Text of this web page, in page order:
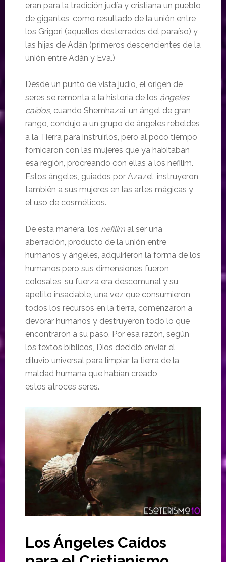
eran para la tradición judía y cristiana un pueblo
de gigantes, como resultado de la unión entre
los Grigori (aquellos desterrados del paraíso) y
las hijas de Adán (primeros descencientes de la
unión entre Adán y Eva.)
Desde un punto de vista judío, el origen de
seres se remonta a la historia de los ángeles
caídos, cuando Shemhazai, un ángel de gran
rango, condujo a un grupo de ángeles rebeldes
a la Tierra para instruirlos, pero al poco tiempo
fornicaron con las mujeres que ya habitaban
esa región, procreando con ellas a los nefilim.
Estos ángeles, guiados por Azazel, instruyeron
también a sus mujeres en las artes mágicas y
el uso de cosméticos.
De esta manera, los nefilimal ser una
aberración, producto de la unión entre
humanos y ángeles, adquirieron la forma de los
humanos pero sus dimensiones fueron
colosales, su fuerza era descomunal y su
apetito insaciable, una vez que consumieron
todos los recursos en la tierra, comenzaron a
devorar humanos y destruyeron todo lo que
encontraron a su paso. Por esa razón, según
los textos bíblicos, Dios decidió enviar el
diluvio universal para limpiar la tierra de la
maldad humana que habían creado
estos atroces seres.
Los Ángeles Caídos